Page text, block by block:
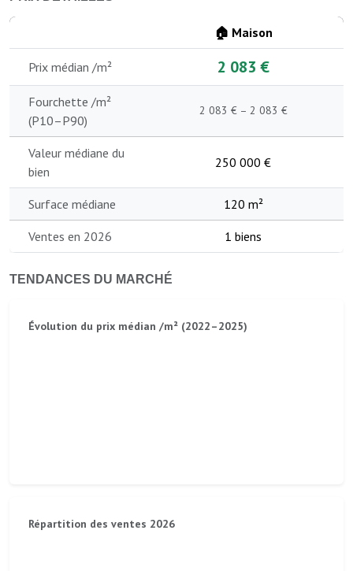
🏠 Maison
Prix médian /m² 2 083 €
Fourchette /m²
(P10–P90)
2 083 € – 2 083 €
Valeur médiane du
bien
250 000 €
Surface médiane 120 m²
Ventes en 2026 1 biens
TENDANCES DU MARCHÉ
Évolution du prix médian /m² (2022–2025)
Répartition des ventes 2026